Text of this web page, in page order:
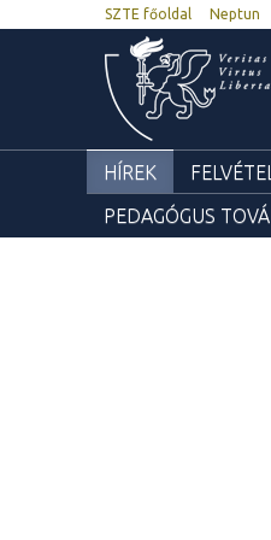
SZTE főoldal Neptun
HÍREK
PEDAGÓGUS